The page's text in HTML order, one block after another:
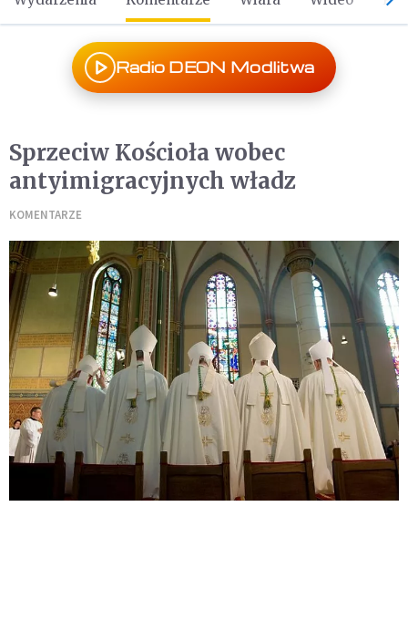
Radio DEON Modlitwa
Sprzeciw Kościoła wobec
antyimigracyjnych władz
KOMENTARZE